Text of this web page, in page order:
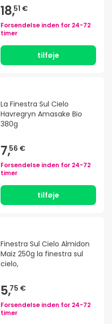
18,51 €
Forsendelse inden for 24-72
timer
tilføje
La Finestra Sul Cielo
Havregryn Amasake Bio
380g
7,56 €
Forsendelse inden for 24-72
timer
tilføje
Finestra Sul Cielo Almidon
Maiz 250g la finestra sul
cielo,
5,75 €
Forsendelse inden for 24-72
timer